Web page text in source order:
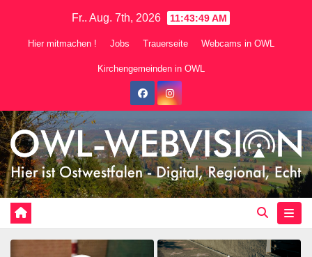
Fr.. Aug. 7th, 2026 11:43:51 AM
Hier mitmachen ! Jobs Trauerseite Webcams in OWL
Kirchengemeinden in OWL